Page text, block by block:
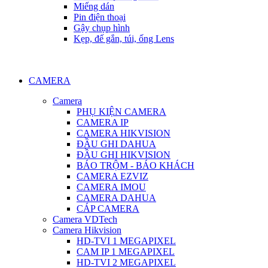
Miếng dán
Pin điện thoại
Gậy chụp hình
Kẹp, đế gắn, túi, ống Lens
CAMERA
Camera
PHỤ KIỆN CAMERA
CAMERA IP
CAMERA HIKVISION
ĐẦU GHI DAHUA
ĐẦU GHI HIKVISION
BÁO TRỘM - BÁO KHÁCH
CAMERA EZVIZ
CAMERA IMOU
CAMERA DAHUA
CÁP CAMERA
Camera VDTech
Camera Hikvision
HD-TVI 1 MEGAPIXEL
CAM IP 1 MEGAPIXEL
HD-TVI 2 MEGAPIXEL